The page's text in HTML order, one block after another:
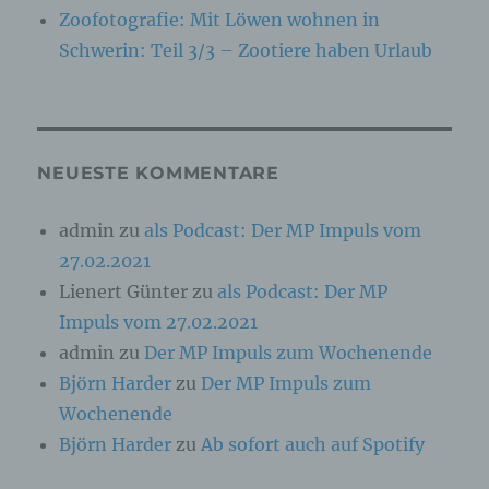
Zoofotografie: Mit Löwen wohnen in
Schwerin: Teil 3/3 – Zootiere haben Urlaub
NEUESTE KOMMENTARE
admin zu als Podcast: Der MP Impuls vom
27.02.2021
Lienert Günter zu als Podcast: Der MP
Impuls vom 27.02.2021
admin zu Der MP Impuls zum Wochenende
Björn Harder zu Der MP Impuls zum
Wochenende
Björn Harder zuAb sofort auch auf Spotify
werden.
oder jede solche Vorgangsreihe im
wie das Erheben, das Erfassen, die
Organisation, das Ordnen, die Speicherung, die
Anpassung oder Veränderung, das Auslesen,
durch Übermittlung, Verbreitung oder eine
andere Form der Bereitstellung, den Abgleich
oder die Verknüpfung, die Einschränkung, das
Löschen oder die Vernichtung.